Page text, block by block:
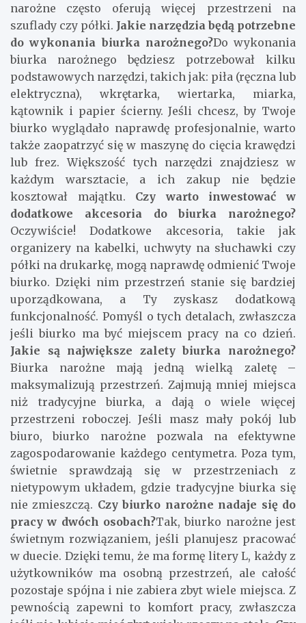
narożne często oferują więcej przestrzeni na
szuflady czy półki. Jakie narzędzia będą potrzebne
do wykonania biurka narożnego?Do wykonania
biurka narożnego będziesz potrzebował kilku
podstawowych narzędzi, takich jak: piła (ręczna lub
elektryczna), wkrętarka, wiertarka, miarka,
kątownik i papier ścierny. Jeśli chcesz, by Twoje
biurko wyglądało naprawdę profesjonalnie, warto
także zaopatrzyć się w maszynę do cięcia krawędzi
lub frez. Większość tych narzędzi znajdziesz w
każdym warsztacie, a ich zakup nie będzie
kosztował majątku. Czy warto inwestować w
dodatkowe akcesoria do biurka narożnego?
Oczywiście! Dodatkowe akcesoria, takie jak
organizery na kabelki, uchwyty na słuchawki czy
półki na drukarkę, mogą naprawdę odmienić Twoje
biurko. Dzięki nim przestrzeń stanie się bardziej
uporządkowana, a Ty zyskasz dodatkową
funkcjonalność. Pomyśl o tych detalach, zwłaszcza
jeśli biurko ma być miejscem pracy na co dzień.
Jakie są największe zalety biurka narożnego?
Biurka narożne mają jedną wielką zaletę –
maksymalizują przestrzeń. Zajmują mniej miejsca
niż tradycyjne biurka, a dają o wiele więcej
przestrzeni roboczej. Jeśli masz mały pokój lub
biuro, biurko narożne pozwala na efektywne
zagospodarowanie każdego centymetra. Poza tym,
świetnie sprawdzają się w przestrzeniach z
nietypowym układem, gdzie tradycyjne biurka się
nie zmieszczą. Czy biurko narożne nadaje się do
pracy w dwóch osobach?Tak, biurko narożne jest
świetnym rozwiązaniem, jeśli planujesz pracować
w duecie. Dzięki temu, że ma formę litery L, każdy z
użytkowników ma osobną przestrzeń, ale całość
pozostaje spójna i nie zabiera zbyt wiele miejsca. Z
pewnością zapewni to komfort pracy, zwłaszcza